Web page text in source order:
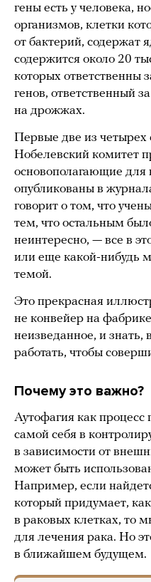
гены есть у человека,
организмов, клетки
от бактерий, содержат
содержится около 20
которых ответственны
генов, ответственный
на дрожжах.
Первые две из четырех
Нобелевский комитет
основополагающие
опубликованы в
говорит о том, что
тем, что остальным
неинтересно, — все в
или еще какой-нибудь
темой.
Это прекрасная
не конвейер на
неизведанное, и
работать, чтобы
Почему это важно?
Аутофагия как процесс
самой себя в
в зависимости от
может быть
Например, если
который придумает,
в раковых клетках, то
для лечения рака. Но
в ближайшем будущем.